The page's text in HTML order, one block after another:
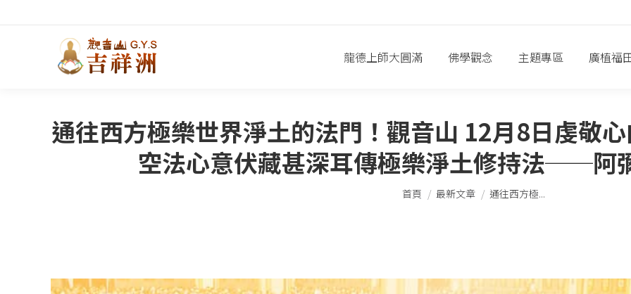
龍德上師大圓滿 佛學觀念 主題專區 廣植福
通往西方極樂世界淨土的法門！觀音山 12月8日虔敬
空法心意伏藏甚深耳傳極樂淨土修持法──阿
您在這裡：
首頁 最新文章 通往西方極...